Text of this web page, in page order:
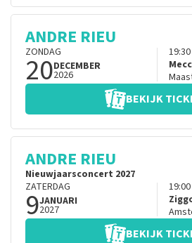
ANDRE RIEU
ZONDAG
20DECEMBER
2026
19:30
Mecc
BEKIJK
ANDRE RIEU
Nieuwjaarsconcert 2027
ZATERDAG
9JANUARI
2027
19:00
BEKIJK